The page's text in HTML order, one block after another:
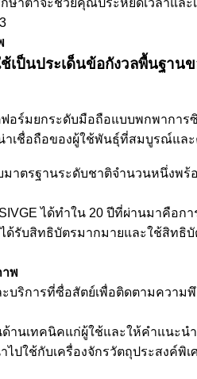
ษาต่ำจะช่วยคุณประหยัดเวลาและ
เป็นประเด็นข้อกังวลพื้นฐานข
อร์มยกระดับมือถือแบบพกพากา
เชื่อถือของผู้ใช้พันธุ์ที่สมบูรณ์แล
บมาตรฐานระดับชาติจำนวนหนึ่ง
ได้ทำใน 20 ปีที่ผ่านมาคือ
ได้รับสิทธิบัตรมากมายและใช้สิทธิ
พ
บริการที่ซื่อสัตย์เพื่อติดตามความ
ด้านเทคนิคแก่ผู้ใช้และให้คำแนะ
ปใช้กับเครื่องจักรวัตถุประสงค์พิเ